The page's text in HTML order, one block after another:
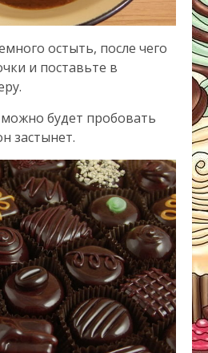
остыть, после чего
и поставьте в
будет пробовать
застынет.